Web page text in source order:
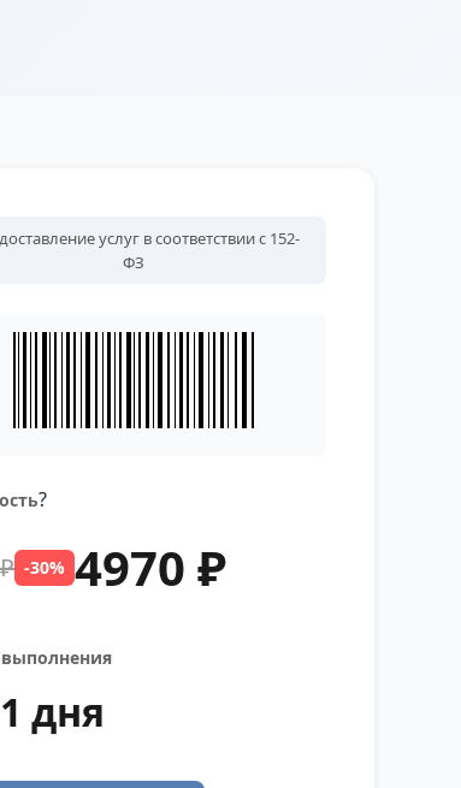
услуг в соответствии с 152-
ФЗ
?
-30% 4970 ₽
дня